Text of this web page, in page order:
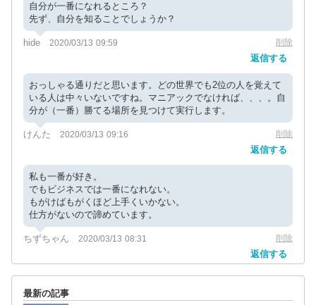
自分が一番になれるところ？
先ず、自分を知ることでしょうか？
hide 2020/03/13 09:59 削除
返信する
おっしゃる通りだと思います。どの世界でも2位の人を覚えて
いる人は中々いないですね。マニアックでなければ、、、。自
分が（一番）勝てる場所を見つけて実行します。
けんた 2020/03/13 09:16 削除
返信する
私も一番が好き。
でもビジネスでは一番になれない。
もがけばもがくほど上手くいかない。
仕方がないので諦めています。
ちずちゃん 2020/03/13 08:31 削除
返信する
最新の記事